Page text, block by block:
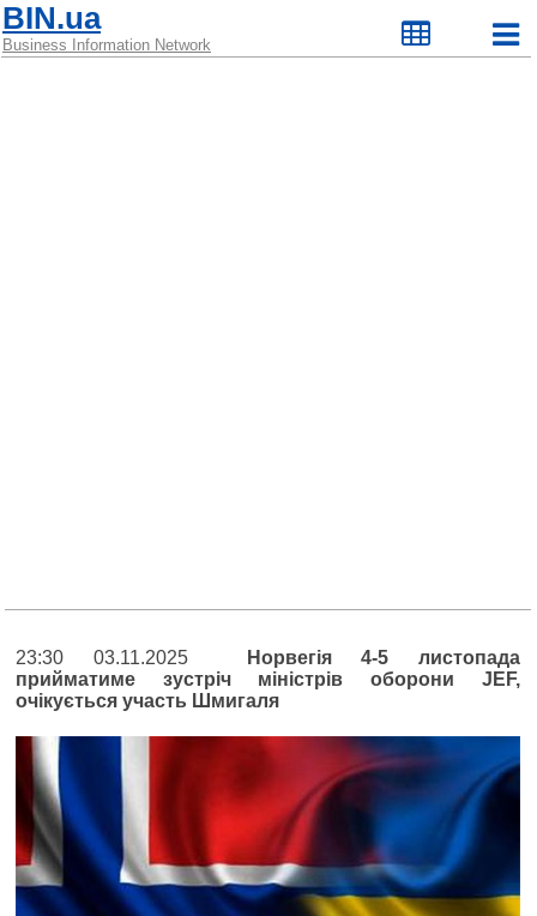
BIN.ua
Business Information Network
23:30 03.11.2025
Норвегія 4-5 листопада
прийматиме зустріч міністрів оборони JEF,
очікується участь Шмигаля